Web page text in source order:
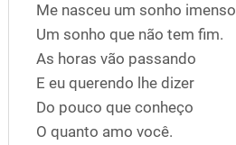
Me nasceu um sonho imenso
Um sonho que não tem fim.
As horas vão passando
E eu querendo lhe dizer
Do pouco que conheço
O quanto amo você.